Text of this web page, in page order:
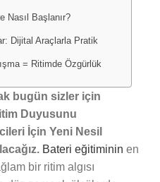
Nasıl Başlanır?
Dijital Araçlarla Pratik
= Ritimde Özgürlük
bugün sizler için
Duyusunu
İçin Yeni Nesil
Bateri eğitiminin en
bir ritim algısı